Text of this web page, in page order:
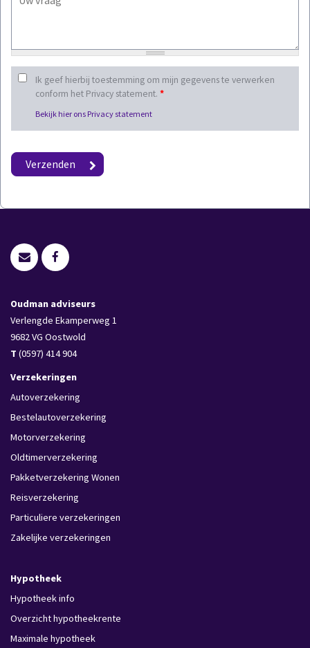
Ik geef hierbij toestemming om mijn gegevens te verwerken
conform het Privacy statement. *
Bekijk hier ons Privacy statement
Oudman adviseurs
Verlengde Ekamperweg 1
9682 VG Oostwold
T (0597) 414 904
Verzekeringen
Autoverzekering
Bestelautoverzekering
Motorverzekering
Oldtimerverzekering
Pakketverzekering Wonen
Reisverzekering
Particuliere verzekeringen
Zakelijke verzekeringen
Hypotheek
Hypotheek info
Overzicht hypotheekrente
Maximale hypotheek